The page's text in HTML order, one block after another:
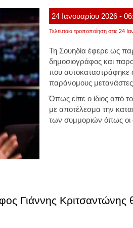
24 Ιανουαρίου 2026-
Τελευταία τροποποίηση στις 24
Τη Σουηδία έφερε ως
δημοσιογράφος και
που αυτοκαταστράφηκε
παράνομους
Όπως είπε ο ίδιος από
με αποτέλεσμα την
των συμμοριών όπως
Κριτσαντώνης